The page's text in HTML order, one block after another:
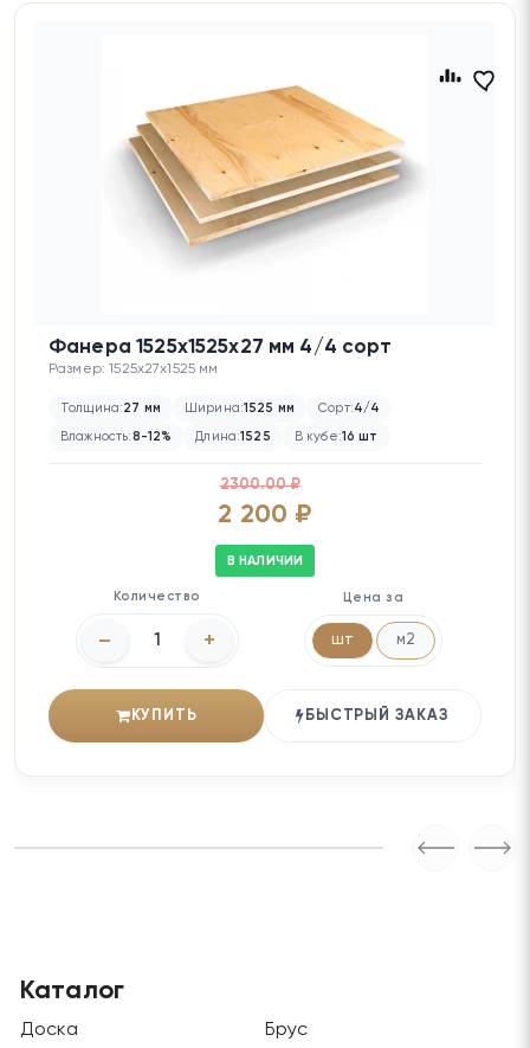
Фанера 1525х1525х27 мм 4/4 сорт
Размер: 1525x27x1525 мм
Толщина:27 мм Ширина:1525 мм Сорт:4/4
Влажность:8-12% Длина:1525 В кубе:16 шт
2300.00 ₽
2 200 ₽
В НАЛИЧИИ
Количество
– +
Цена за
шт м2
КУПИТЬ БЫСТРЫЙ ЗАКАЗ
Каталог
Доска Брус